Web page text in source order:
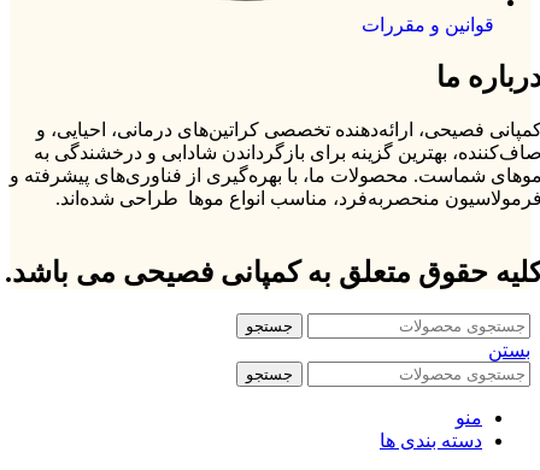
قوانین و مقررات
ما
فصیحی، ارائه‌دهنده تخصصی کراتین‌های درمانی، احیایی، و
بهترین گزینه برای بازگرداندن شادابی و درخشندگی به
شماست. محصولات ما، با بهره‌گیری از فناوری‌های پیشرفته و
منحصربه‌فرد، مناسب انواع موها طراحی شده‌اند.
حقوق متعلق به کمپانی فصیحی می باشد.
جستجو
بستن
جستجو
منو
دسته بندی ها